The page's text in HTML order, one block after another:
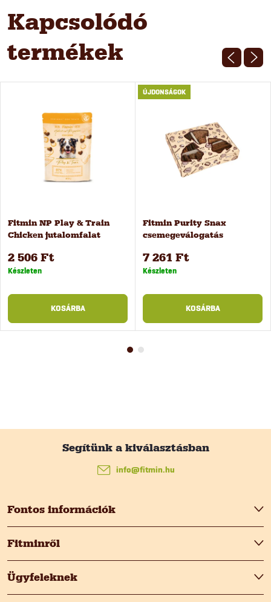
Kapcsolódó
termékek
Fitmin NP Play & Train
Chicken jutalomfalat
2 506 Ft
Készleten
KOSÁRBA
ÚJDONSÁGOK
Fitmin Purity Snax
csemegeválogatás
7 261 Ft
Készleten
KOSÁRBA
b
é
c
Fontos információk
Fitminről
Ügyfeleknek
info@fitmin.hu